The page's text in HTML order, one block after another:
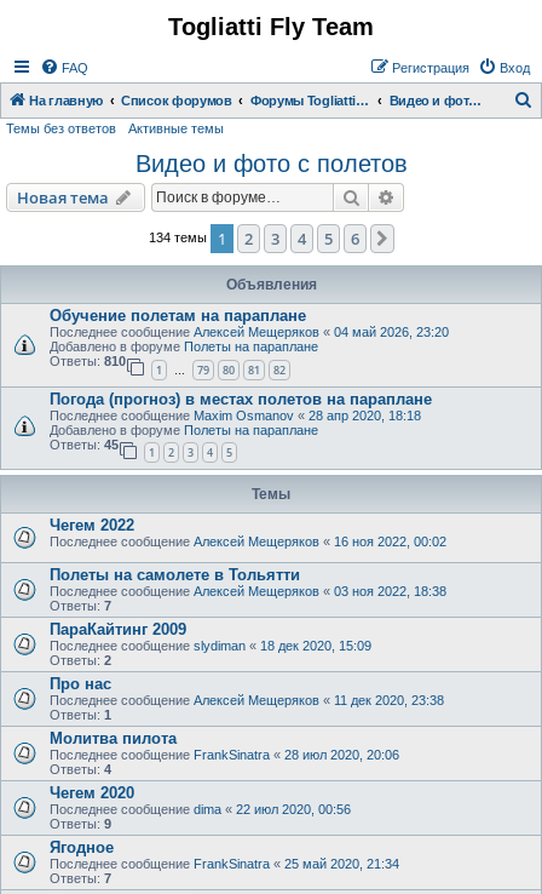
Togliatti Fly Team
FAQ Вход
Регистрация
На главную Список форумов Форумы Togliatti Fly Team Видео и фото с полетов
Темы без ответов Активные темы
Видео и фото с полетов
Новая тема
Новаятема Поиск
134 темы 1 2 3 4 5 6
Объявления
Обучение полетам на параплане
Последнее сообщение Алексей Мещеряков « 04 май 2026, 23:20
Добавлено в форуме Полеты на параплане
Ответы: 810
1 … 79 80 81 82
Погода (прогноз) в местах полетов на параплане
Последнее сообщение Maxim Osmanov « 28 апр 2020, 18:18
Добавлено в форуме Полеты на параплане
Ответы: 45
1 2 3 4 5
Темы
Чегем 2022
Последнее сообщение Алексей Мещеряков « 16 ноя 2022, 00:02
Полеты на самолете в Тольятти
Последнее сообщение Алексей Мещеряков « 03 ноя 2022, 18:38
Ответы: 7
ПараКайтинг 2009
Последнее сообщение slydiman « 18 дек 2020, 15:09
Ответы: 2
Про нас
Последнее сообщение Алексей Мещеряков « 11 дек 2020, 23:38
Ответы: 1
Молитва пилота
Последнее сообщение FrankSinatra « 28 июл 2020, 20:06
Ответы: 4
Чегем 2020
Последнее сообщение dima « 22 июл 2020, 00:56
Ответы: 9
Ягодное
Последнее сообщение FrankSinatra « 25 май 2020, 21:34
Ответы: 7